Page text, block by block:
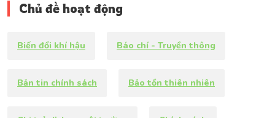
Chủ đề hoạt động
Biến đổi khí hậu Báo chí - Truyền thông
Bản tin chính sách Bảo tồn thiên nhiên